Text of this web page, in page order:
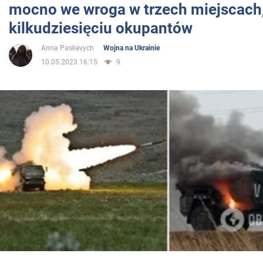
Rozrywka
Życie
Społeczeństwo
Wojna na Ukrainie
Świat
Jedzenie
mocno we wroga w trzech
kilkudziesięciu okupantów
Anna Paskevych
Wojna na Ukrainie
10.05.2023 16:15
9